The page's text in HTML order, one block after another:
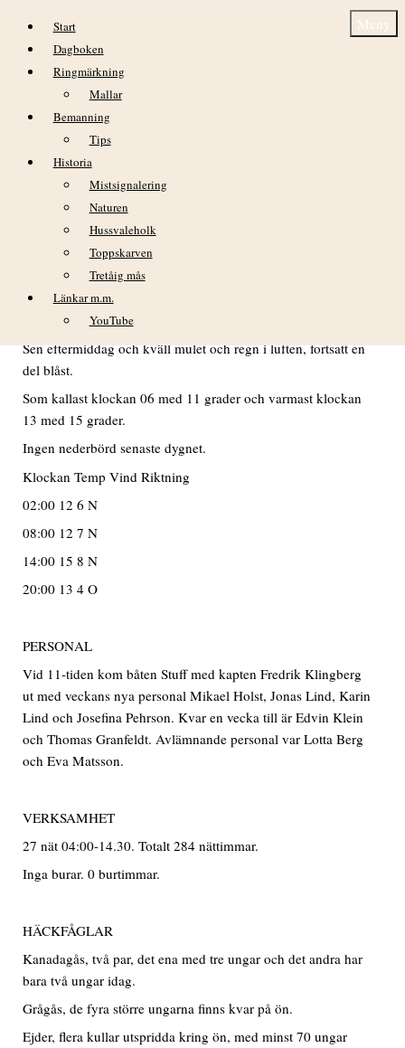
Hoppa till innehåll Meny
Start
Dagboken
Ringmärkning
Mallar
Bemanning
Tips
Historia
Mistsignalering
Naturen
Hussvaleholk
Toppskarven
Tretåig mås
Länkar m.m.
YouTube
DAGBOK NIDINGENS FÅGELSTATION,
LÖRDAG 17 MAJ 2025
VÄDER
Lugnare morgon med svagare vindar från norr och mulet.
Ökande vind och sol under förmiddag och tidig eftermiddag.
Sen eftermiddag och kväll mulet och regn i luften, fortsatt en
del blåst.
Som kallast klockan 06 med 11 grader och varmast klockan
13 med 15 grader.
Ingen nederbörd senaste dygnet.
Klockan Temp Vind Riktning
02:00 12 6 N
08:00 12 7 N
14:00 15 8 N
20:00 13 4 O
PERSONAL
Vid 11-tiden kom båten Stuff med kapten Fredrik Klingberg
ut med veckans nya personal Mikael Holst, Jonas Lind, Karin
Lind och Josefina Pehrson. Kvar en vecka till är Edvin Klein
och Thomas Granfeldt. Avlämnande personal var Lotta Berg
och Eva Matsson.
VERKSAMHET
27 nät 04:00-14.30. Totalt 284 nättimmar.
Inga burar. 0 burtimmar.
HÄCKFÅGLAR
Kanadagås, två par, det ena med tre ungar och det andra har
bara två ungar idag.
Grågås, de fyra större ungarna finns kvar på ön.
Ejder, flera kullar utspridda kring ön, med minst 70 ungar